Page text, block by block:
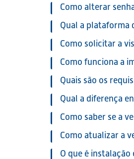
Como alterar
Qual a plataforma
Como solicitar a
Como funciona a
Quais são os
Qual a diferença
Como saber se a
Como atualizar a
O que é